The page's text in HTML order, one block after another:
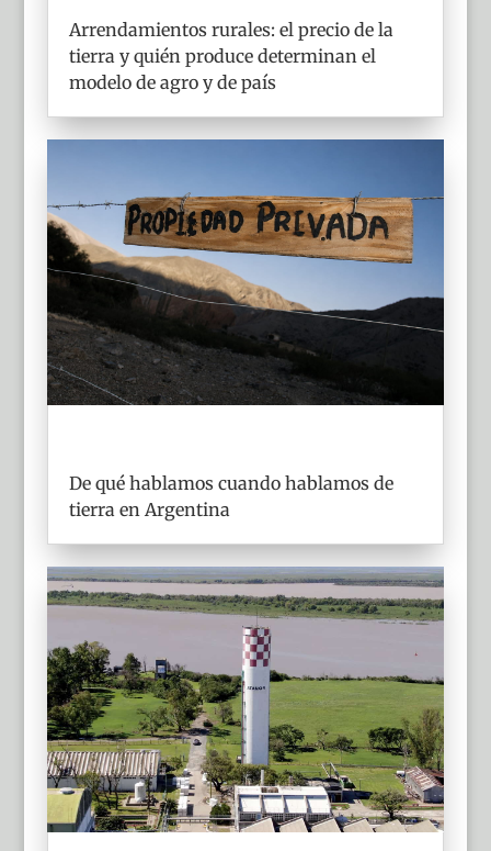
Arrendamientos rurales: el precio de la
tierra y quién produce determinan el
modelo de agro y de país
De qué hablamos cuando hablamos de
tierra en Argentina